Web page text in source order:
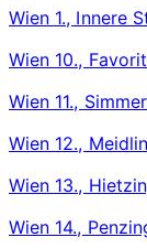
Wien 1., Innere
Wien 10.,
Wien 11.,
Wien 12.,
Wien 13.,
Wien 14.,